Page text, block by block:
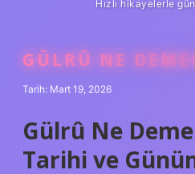
Hızlı hikayelerle
GÜLRÛ NE
Tarih: Mart 19, 2026
Gülrû Ne
Tarihi ve